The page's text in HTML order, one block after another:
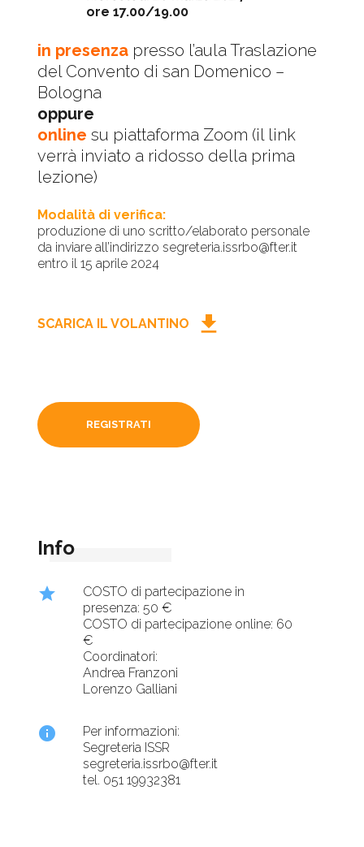
ore 17.00/19.00
in presenza presso l’aula Traslazione
del Convento di san Domenico –
Bologna
oppure
online su piattaforma Zoom (il link
verrà inviato a ridosso della prima
lezione)
Modalità di verifica:
produzione di uno scritto/elaborato personale
da inviare all’indirizzo segreteria.issrbo@fter.it
entro il 15 aprile 2024
download
SCARICA IL VOLANTINO
REGISTRATI
Info
star
COSTO di partecipazione in
presenza: 50 €
COSTO di partecipazione online: 60
€
Coordinatori:
Andrea Franzoni
Lorenzo Galliani
info
Per informazioni:
Segreteria ISSR
segreteria.issrbo@fter.it
tel. 051 19932381